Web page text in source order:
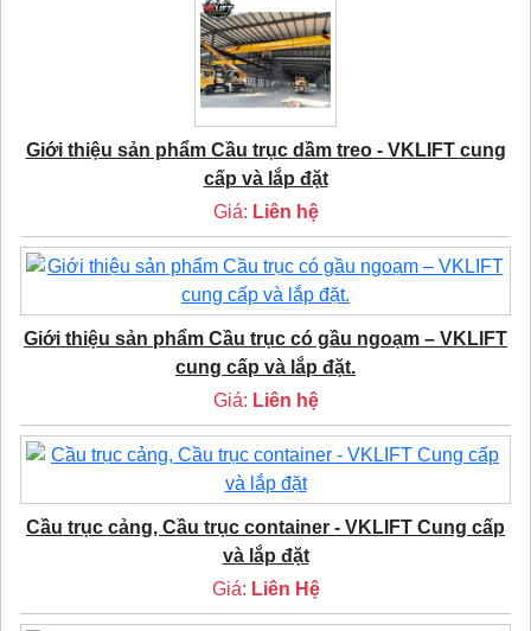
Giới thiệu sản phẩm Cầu trục dầm treo - VKLIFT cung
cấp và lắp đặt
Giá: Liên hệ
Giới thiệu sản phẩm Cầu trục có gầu ngoạm – VKLIFT
cung cấp và lắp đặt.
Giá: Liên hệ
Cầu trục cảng, Cầu trục container - VKLIFT Cung cấp
và lắp đặt
Giá: Liên Hệ